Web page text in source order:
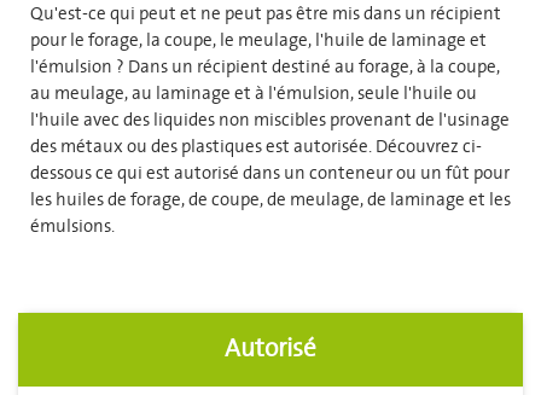
Qu'est-ce qui peut et ne peut pas être mis dans un récipient
pour le forage, la coupe, le meulage, l'huile de laminage et
l'émulsion ? Dans un récipient destiné au forage, à la coupe,
au meulage, au laminage et à l'émulsion, seule l'huile ou
l'huile avec des liquides non miscibles provenant de l'usinage
des métaux ou des plastiques est autorisée. Découvrez ci-
dessous ce qui est autorisé dans un conteneur ou un fût pour
les huiles de forage, de coupe, de meulage, de laminage et les
émulsions.
Autorisé